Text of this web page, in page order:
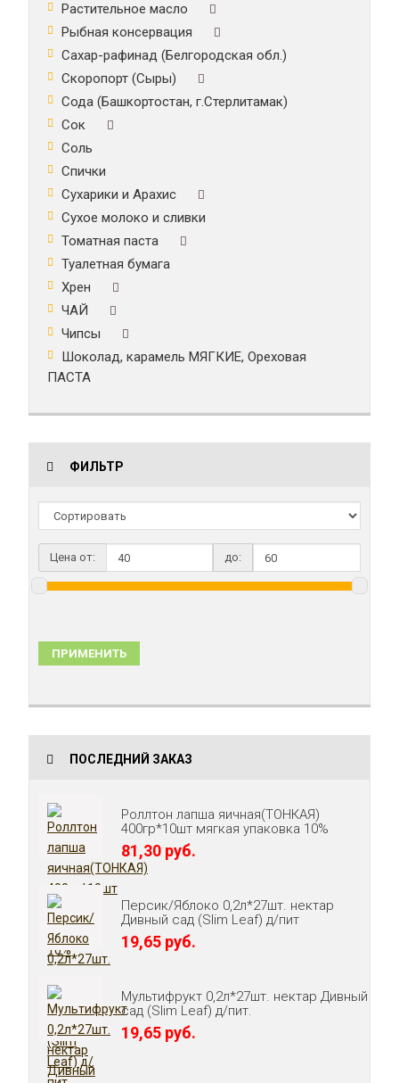
Растительное масло
Рыбная консервация
Сахар-рафинад (Белгородская обл.)
Скоропорт (Сыры)
Сода (Башкортостан, г.Стерлитамак)
Сок
Соль
Спички
Сухарики и Арахис
Сухое молоко и сливки
Томатная паста
Туалетная бумага
Хрен
ЧАЙ
Чипсы
Шоколад, карамель МЯГКИЕ, Ореховая
ПАСТА
ФИЛЬТР
Цена от: до:
ПРИМЕНИТЬ
ПОСЛЕДНИЙ ЗАКАЗ
Роллтон лапша яичная(ТОНКАЯ)
400гр*10шт мягкая упаковка 10%
81,30 руб.
Персик/Яблоко 0,2л*27шт. нектар
Дивный сад (Slim Leaf) д/пит
19,65 руб.
Мультифрукт 0,2л*27шт. нектар Дивный
сад (Slim Leaf) д/пит.
19,65 руб.